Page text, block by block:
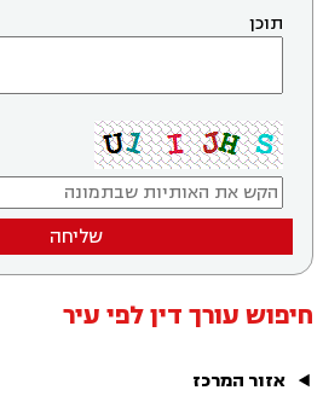
תוכן
שליחה
חיפוש עורך דין לפי עיר
אזור המרכז